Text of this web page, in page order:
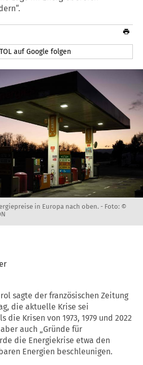
auf Google folgen
in Europa nach oben. - Foto: ©
sagte der französischen Zeitung
die aktuelle Krise sei
die Krisen von 1973, 1979 und 2022
auch „Gründe für
die Energiekrise etwa den
Energien beschleunigen.